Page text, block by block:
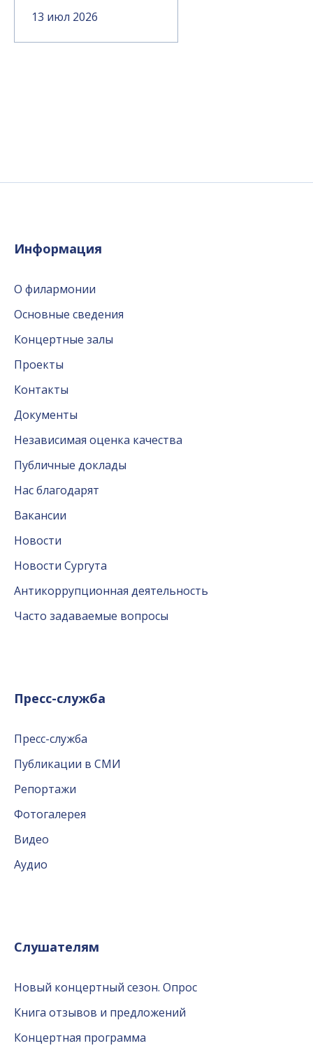
13 июл 2026
Информация
О филармонии
Основные сведения
Концертные залы
Проекты
Контакты
Документы
Независимая оценка качества
Публичные доклады
Нас благодарят
Вакансии
Новости
Новости Сургута
Антикоррупционная деятельность
Часто задаваемые вопросы
Пресс-служба
Пресс-служба
Публикации в СМИ
Репортажи
Фотогалерея
Видео
Аудио
Слушателям
Новый концертный сезон. Опрос
Книга отзывов и предложений
Концертная программа